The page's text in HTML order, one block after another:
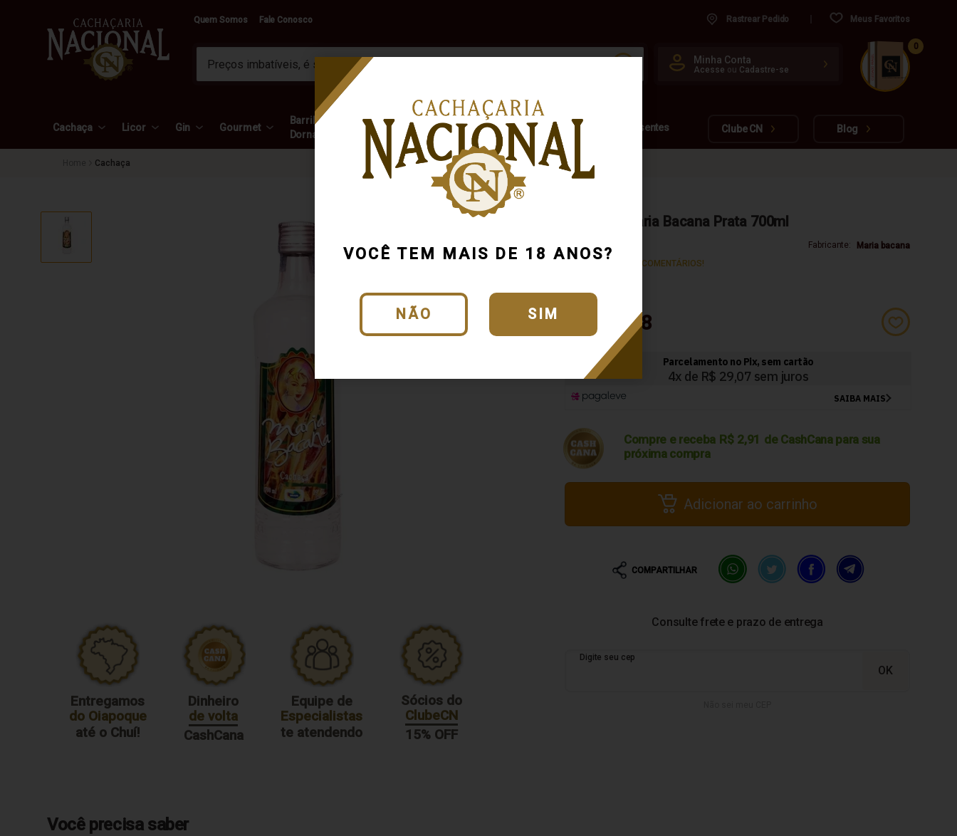
VOCÊ TEM MAIS DE 18 ANOS?
NÃO SIM
Quem Somos Fale Conosco Rastrear Pedido Meus Favoritos
Minha Conta
Acesse ou Cadastre-se
www.cachacarianacional.com.br
CUIDADO FRÁGIL
0
Cachaça Licor Gin Gourmet
Barril e
Dorna
Acessórios
Outras
Bebidas
Marcas Presentes Clube CN Blog
Cachaça
Entregamos
do Oiapoque
até o Chuí!
Dinheiro
de volta
CashCana
Equipe de
Especialistas
te atendendo
Sócios do
ClubeCN
15% OFF
Cachaça Maria Bacana Prata 700ml
Cód.: 818_0_0_U Fabricante:
Maria bacana
CLIQUE E VEJA OS COMENTÁRIOS!
R$ 116,28
Compre e receba R$ 2,91 de CashCana para sua
próxima compra
Adicionar ao carrinho
COMPARTILHAR
Você precisa saber